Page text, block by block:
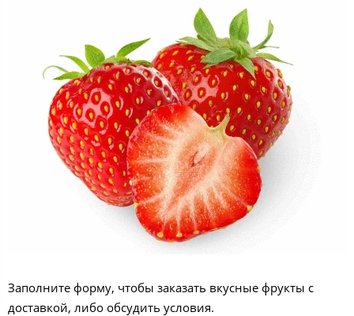
Заполните форму, чтобы заказать вкусные фрукты с
доставкой, либо обсудить условия.